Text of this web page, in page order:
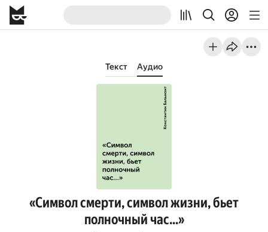
Текст Аудио
«Символ смерти, символ жизни, бьет
полночный час…»